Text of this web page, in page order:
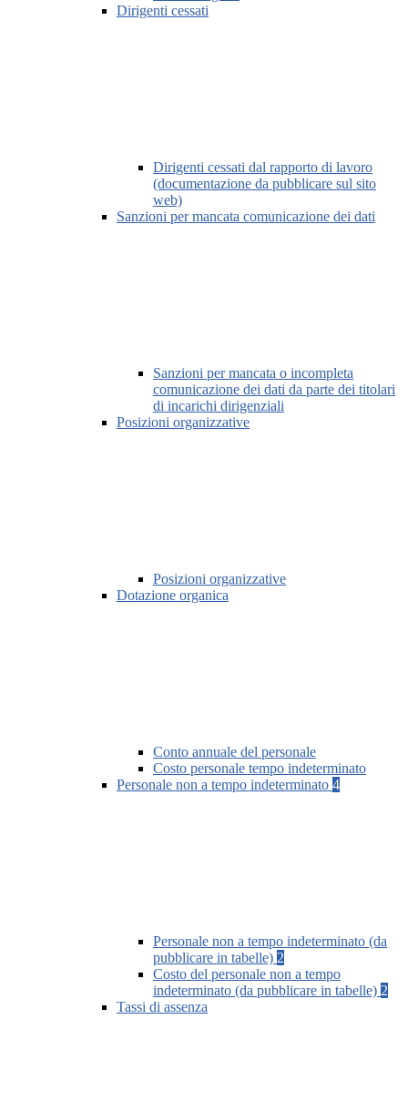
Dirigenti cessati
Dirigenti cessati dal rapporto di lavoro
(documentazione da pubblicare sul sito
web)
Sanzioni per mancata comunicazione dei dati
Sanzioni per mancata o incompleta
comunicazione dei dati da parte dei titolari
di incarichi dirigenziali
Posizioni organizzative
Posizioni organizzative
Dotazione organica
Conto annuale del personale
Costo personale tempo indeterminato
Personale non a tempo indeterminato 4
Personale non a tempo indeterminato (da
pubblicare in tabelle) 2
Costo del personale non a tempo
indeterminato (da pubblicare in tabelle) 2
Tassi di assenza